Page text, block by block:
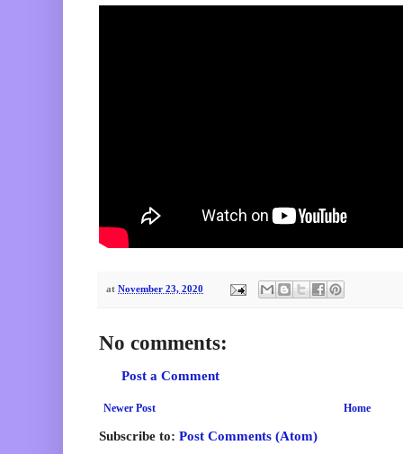
at November 23, 2020
No comments:
Post a Comment
Newer Post Home
Subscribe to: Post Comments (Atom)